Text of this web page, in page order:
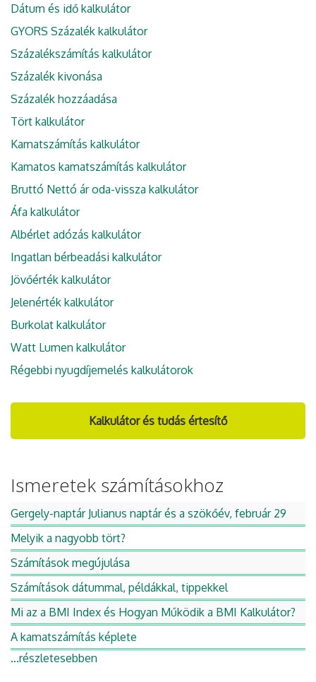
Dátum és idő kalkulátor
GYORS Százalék kalkulátor
Százalékszámítás kalkulátor
Százalék kivonása
Százalék hozzáadása
Tört kalkulátor
Kamatszámítás kalkulátor
Kamatos kamatszámítás kalkulátor
Bruttó Nettó ár oda-vissza kalkulátor
Áfa kalkulátor
Albérlet adózás kalkulátor
Ingatlan bérbeadási kalkulátor
Jövőérték kalkulátor
Jelenérték kalkulátor
Burkolat kalkulátor
Watt Lumen kalkulátor
Régebbi nyugdíjemelés kalkulátorok
Kalkulátor és tudás értesítő
Ismeretek számításokhoz
Gergely-naptár Julianus naptár és a szökőév, február 29
Melyik a nagyobb tört?
Számítások megújulása
Számítások dátummal, példákkal, tippekkel
Mi az a BMI Index és Hogyan Működik a BMI Kalkulátor?
A kamatszámítás képlete
...részletesebben